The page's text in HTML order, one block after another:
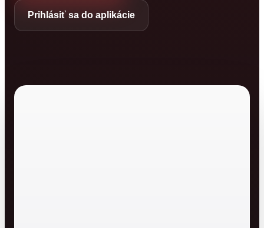
Prihlásiť sa do aplikácie